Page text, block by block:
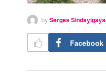
bySerges Sindayigaya
Facebook